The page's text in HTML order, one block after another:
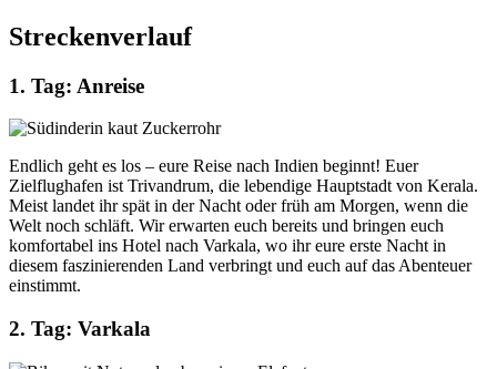
Streckenverlauf
1. Tag: Anreise
Endlich geht es los – eure Reise nach Indien beginnt! Euer
Zielflughafen ist Trivandrum, die lebendige Hauptstadt von Kerala.
Meist landet ihr spät in der Nacht oder früh am Morgen, wenn die
Welt noch schläft. Wir erwarten euch bereits und bringen euch
komfortabel ins Hotel nach Varkala, wo ihr eure erste Nacht in
diesem faszinierenden Land verbringt und euch auf das Abenteuer
einstimmt.
2. Tag: Varkala